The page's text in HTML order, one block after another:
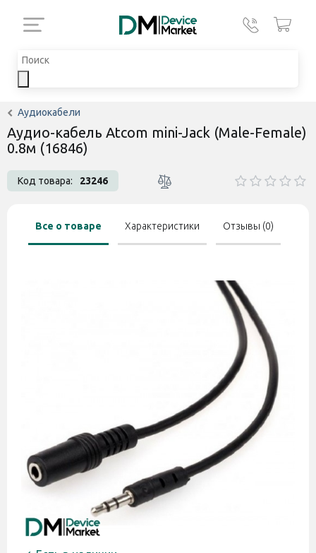
Аудиокабели
Аудио-кабель Atcom mini-Jack (Male-Female)
0.8м (16846)
Код товара: 23246
Все о товаре Характеристики Отзывы (0)